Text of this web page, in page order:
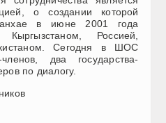
о создании которой
в июне 2001 года
Россией,
Сегодня в ШОС
два государства-
по диалогу.